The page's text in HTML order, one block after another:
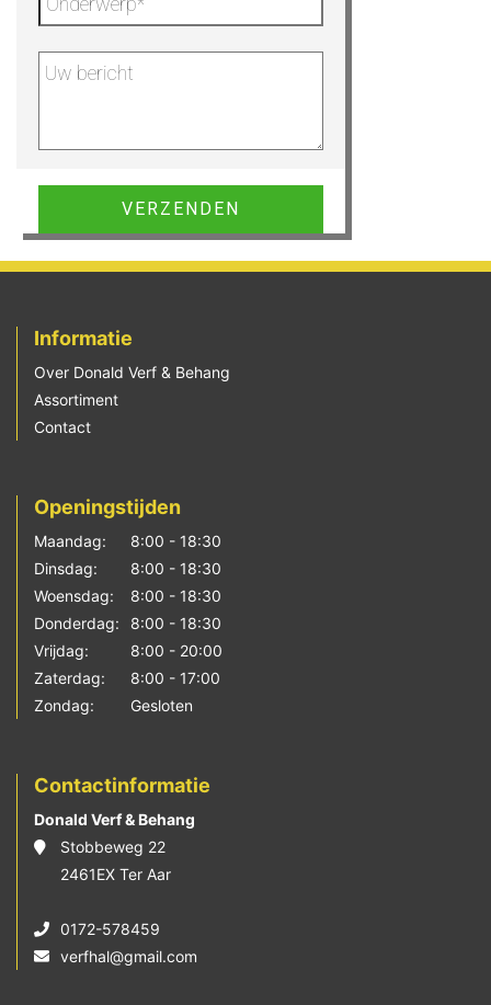
Gelieve dit veld leeg te laten.
Informatie
Over Donald Verf & Behang
Assortiment
Contact
Openingstijden
Maandag:
8:00 - 18:30
Dinsdag:
8:00 - 18:30
Woensdag:
8:00 - 18:30
Donderdag:
8:00 - 18:30
Vrijdag:
8:00 - 20:00
Zaterdag:
8:00 - 17:00
Zondag:
Gesloten
Contactinformatie
Donald Verf & Behang
Stobbeweg 22
2461EX Ter Aar
0172-578459
verfhal@gmail.com